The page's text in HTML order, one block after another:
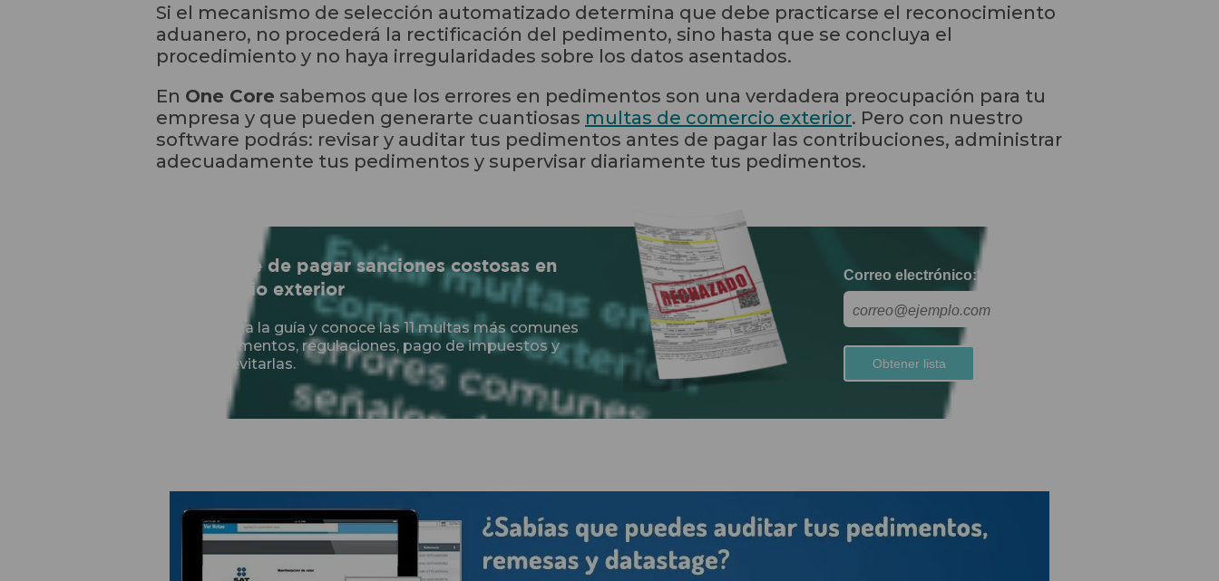
Si el mecanismo de selección automatizado determina que debe practicarse el reconocimiento
aduanero, no procederá la rectificación del pedimento, sino hasta que se concluya el
procedimiento y no haya irregularidades sobre los datos asentados.
En One Core sabemos que los errores en pedimentos son una verdadera preocupación para tu
empresa y que pueden generarte cuantiosas multas de comercio exterior. Pero con nuestro
software podrás: revisar y auditar tus pedimentos antes de pagar las contribuciones, administrar
adecuadamente tus pedimentos y supervisar diariamente tus pedimentos.
Olvídate de pagar sanciones costosas en
comercio exterior
Descarga la guía y conoce las 11 multas más comunes
en pedimentos, regulaciones, pago de impuestos y
cómo evitarlas.
Correo electrónico:*